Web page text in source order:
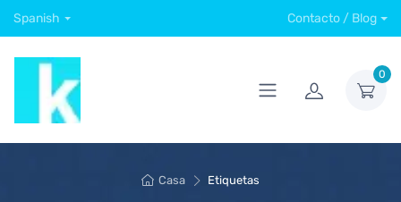
Spanish Contacto / Blog
0
Casa Etiquetas